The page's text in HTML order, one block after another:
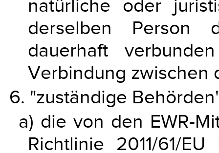
natürliche oder
derselben Person
dauerhaft
Verbindung zwischen
6. "zuständige
a) die von den EWR-
Richtlinie 2011/61/